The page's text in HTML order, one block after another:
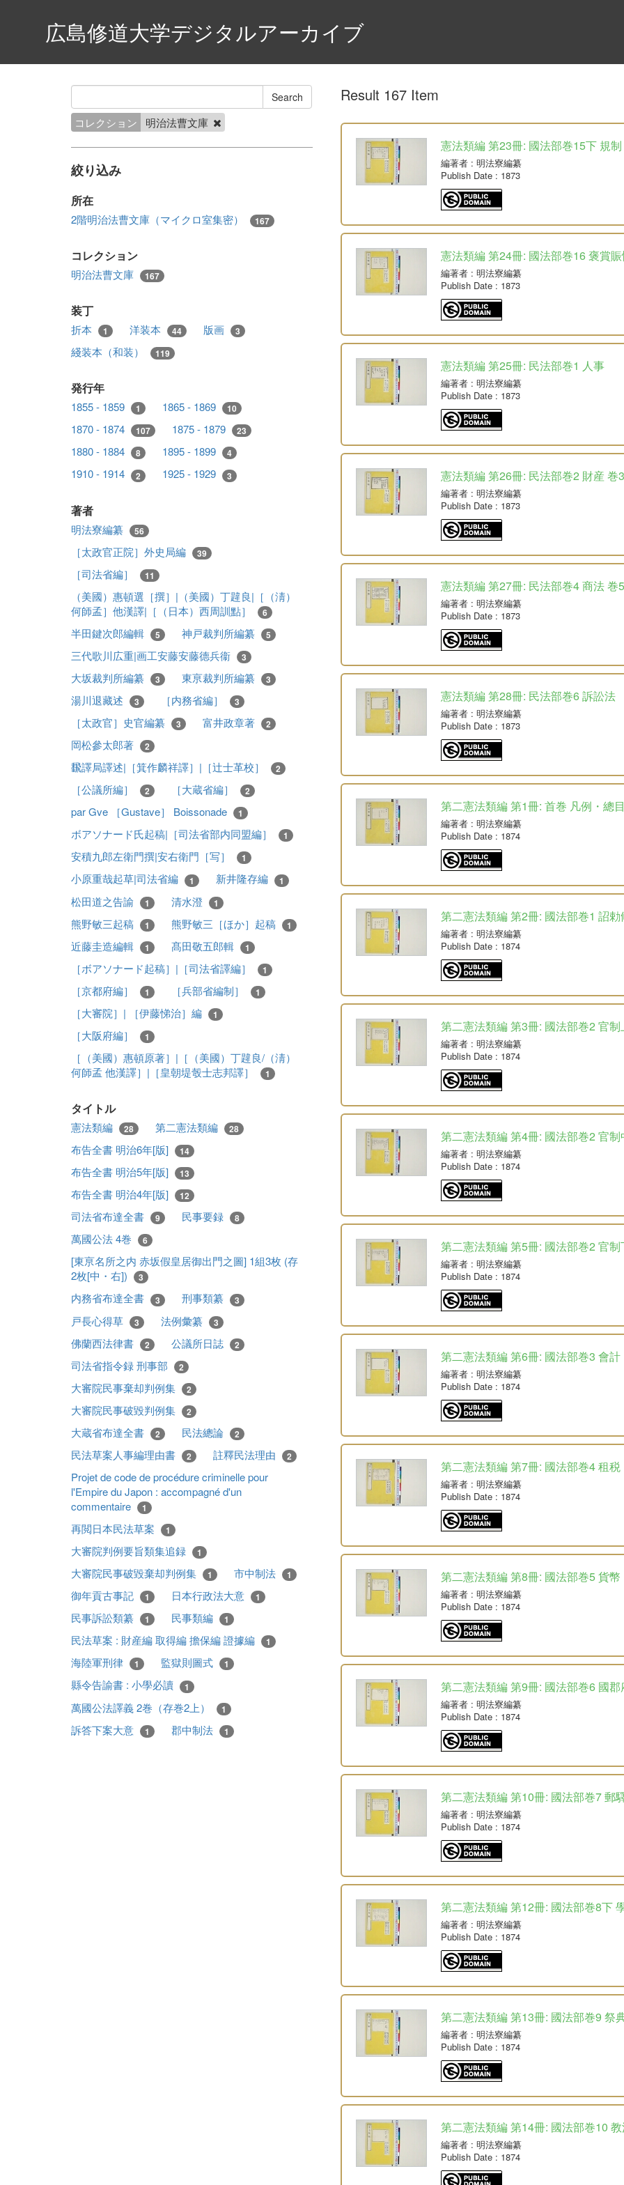
広島修道大学デジタルアーカイブ
コレクション 明治法曹文庫
絞り込み
所在
2階明治法曹文庫（マイクロ室集密） 167
コレクション
明治法曹文庫 167
装丁
折本 1 洋装本 44 版画 3
綫装本（和装） 119
発行年
1855 - 1859 1 1865 - 1869 10
1870 - 1874 107 1875 - 1879 23
1880 - 1884 8 1895 - 1899 4
1910 - 1914 2 1925 - 1929 3
著者
明法寮編纂 56
［太政官正院］外史局編 39
［司法省編］ 11
（美國）惠頓選［撰］|（美國）丁韙良|［（淸）
何師孟］他漢譯|［（日本）西周訓點］
6
半田鍵次郎編輯 5 神戸裁判所編纂 5
三代歌川広重|画工安藤安藤德兵衞 3
大坂裁判所編纂 3 東亰裁判所編纂 3
湯川退藏述 3 ［内務省編］ 3
［太政官］史官編纂 3 富井政章著 2
岡松參太郎著 2
飜譯局譯述|［箕作麟祥譯］|［辻士革校］ 2
［公議所編］ 2 ［大蔵省編］ 2
par Gve ［Gustave］ Boissonade 1
ボアソナード氏起稿|［司法省部内同盟編］ 1
安積九郎左衛門撰|安右衛門［写］ 1
小原重哉起草|司法省編 1 新井隆存編 1
松田道之告諭 1 清水澄 1
熊野敏三起稿 1 熊野敏三［ほか］起稿 1
近藤圭造編輯 1 髙田敬五郎輯 1
［ボアソナード起稿］|［司法省譯編］ 1
［京都府編］ 1 ［兵部省編制］ 1
［大審院］| ［伊藤悌治］編 1
［大阪府編］ 1
［（美國）惠頓原著］|［（美國）丁韙良/（淸）
何師孟 他漢譯］|［皇朝堤彀士志邦譯］
1
タイトル
憲法類編 28 第二憲法類編 28
布告全書 明治6年[版] 14
布告全書 明治5年[版] 13
布告全書 明治4年[版] 12
司法省布達全書 9 民事要録 8
萬國公法 4巻 6
[東亰名所之内 赤坂假皇居御出門之圖] 1組3枚 (存
2枚[中・右])
3
内務省布達全書 3 刑事類纂 3
戸長心得草 3 法例彙纂 3
佛蘭西法律書 2 公議所日誌 2
司法省指令録 刑事部 2
大審院民事棄却判例集 2
大審院民事破毀判例集 2
大蔵省布達全書 2 民法總論 2
民法草案人事編理由書 2 註釋民法理由 2
Projet de code de procédure criminelle pour
l'Empire du Japon : accompagné d'un
commentaire
1
再閲日本民法草案 1
大審院判例要旨類集追録 1
大審院民事破毀棄却判例集 1 市中制法 1
御年貢古事記 1 日本行政法大意 1
民事訴訟類纂 1 民事類編 1
民法草案 : 財産編 取得編 擔保編 證據編 1
海陸軍刑律 1 監獄則圖式 1
縣令告諭書 : 小學必讀 1
萬國公法譯義 2巻（存巻2上） 1
訴答下案大意 1 郡中制法 1
Result 167 Item
憲法類編 第23冊: 國法部巻15下 規制
編著者: 明法寮編纂
Publish Date: 1873
憲法類編 第24冊: 國法部巻16 褒賞
編著者: 明法寮編纂
Publish Date: 1873
憲法類編 第25冊: 民法部巻1 人事
編著者: 明法寮編纂
Publish Date: 1873
憲法類編 第26冊: 民法部巻2 財産 巻
編著者: 明法寮編纂
Publish Date: 1873
憲法類編 第27冊: 民法部巻4 商法 巻
編著者: 明法寮編纂
Publish Date: 1873
憲法類編 第28冊: 民法部巻6 訴訟法
編著者: 明法寮編纂
Publish Date: 1873
第二憲法類編 第1冊: 首巻 凡例・總
編著者: 明法寮編纂
Publish Date: 1874
第二憲法類編 第2冊: 國法部巻1 詔勅
編著者: 明法寮編纂
Publish Date: 1874
第二憲法類編 第3冊: 國法部巻2 官制
編著者: 明法寮編纂
Publish Date: 1874
第二憲法類編 第4冊: 國法部巻2 官制
編著者: 明法寮編纂
Publish Date: 1874
第二憲法類編 第5冊: 國法部巻2 官制
編著者: 明法寮編纂
Publish Date: 1874
第二憲法類編 第6冊: 國法部巻3 會計
編著者: 明法寮編纂
Publish Date: 1874
第二憲法類編 第7冊: 國法部巻4 租税
編著者: 明法寮編纂
Publish Date: 1874
第二憲法類編 第8冊: 國法部巻5 貨幣
編著者: 明法寮編纂
Publish Date: 1874
第二憲法類編 第9冊: 國法部巻6 國郡
編著者: 明法寮編纂
Publish Date: 1874
第二憲法類編 第10冊: 國法部巻7 郵
編著者: 明法寮編纂
Publish Date: 1874
第二憲法類編 第12冊: 國法部巻8下
編著者: 明法寮編纂
Publish Date: 1874
第二憲法類編 第13冊: 國法部巻9 祭
編著者: 明法寮編纂
Publish Date: 1874
第二憲法類編 第14冊: 國法部巻10
編著者: 明法寮編纂
Publish Date: 1874